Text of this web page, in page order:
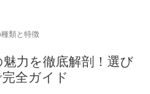
類と特徴
力を徹底解剖！選び
全ガイド